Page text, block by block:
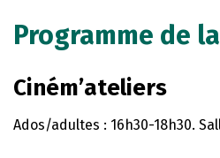
Programme de
Ciném’ateliers
Ados/adultes : 16h30-18h30.